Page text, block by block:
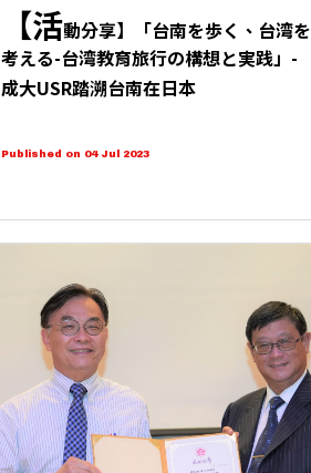
【活動分享】「台南を歩く、台湾を
考える-台湾教育旅行の構想と実践」-
成大USR踏溯台南在日本
Published on 04 Jul 2023